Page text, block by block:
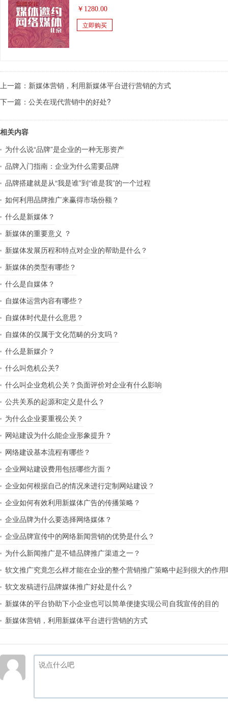
￥ 1280.00
立即购买
上一篇： 新媒体营销，利用新媒体平台进行营销的方式
下一篇： 公关在现代营销中的好处?
相关内容
为什么说“品牌”是企业的一种无形资产
品牌入门指南：企业为什么需要品牌
品牌搭建就是从“我是谁”到“谁是我”的一个过程
如何利用品牌推广来赢得市场份额？
什么是新媒体？
新媒体的重要意义 ？
新媒体发展历程和特点对企业的帮助是什么？
新媒体的类型有哪些？
什么是自媒体？
自媒体运营内容有哪些？
自媒体时代是什么意思？
自媒体的仅属于文化范畴的分支吗？
什么是新媒介？
什么叫危机公关?
什么叫企业危机公关？负面评价对企业有什么影响
公共关系的起源和定义是什么？
为什么企业要重视公关？
网站建设为什么能企业形象提升？
网络建设基本流程有哪些？
企业网站建设费用包括哪些方面？
企业如何根据自己的情况来进行定制网站建设？
企业如何有效利用新媒体广告的传播策略？
企业品牌为什么要选择网络媒体？
企业品牌宣传中的网络新闻营销的优势是什么？
为什么新闻推广是不错品牌推广渠道之一？
软文推广究竟怎么样才能在企业的整个营销推广策略中起到很大的作用
软文发稿进行品牌媒体推广好处是什么？
新媒体的平台协助下小企业也可以简单便捷实现公司自我宣传的目的
新媒体营销，利用新媒体平台进行营销的方式